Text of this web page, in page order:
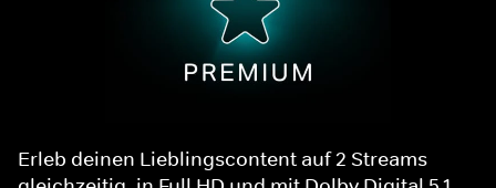
Erleb deinen Lieblingscontent auf 2 Streams